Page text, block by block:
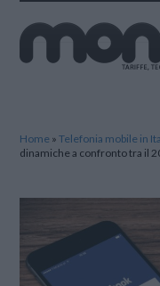
Home »Telefonia mobile in
dinamiche a confronto tra il